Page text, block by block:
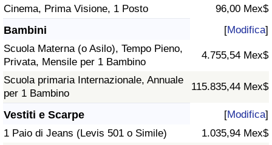
Cinema, Prima Visione, 1 Posto 96,00 Mex$
Bambini [Modifica]
Scuola Materna (o Asilo), Tempo Pieno,
Privata, Mensile per 1 Bambino
4.755,54 Mex$
Scuola primaria Internazionale, Annuale
per 1 Bambino
115.835,44 Mex$
Vestiti e Scarpe [Modifica]
1 Paio di Jeans (Levis 501 o Simile)
1.035,94 Mex$